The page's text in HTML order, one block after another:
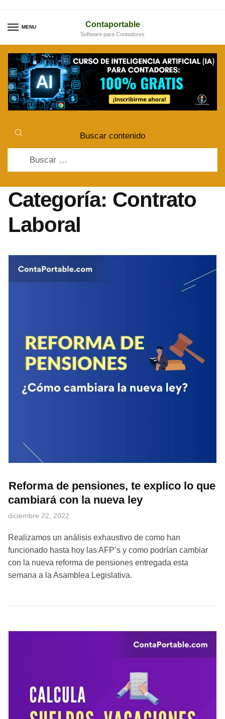
to
to
MENU Contaportable
Software para Contadores
Buscar contenido
Categoría: Contrato
Laboral
Reforma de pensiones, te explico lo que
cambiará con la nueva ley
diciembre 22, 2022
Realizamos un análisis exhaustivo de como han
funcionado hasta hoy las AFP’s y como podrían cambiar
con la nueva reforma de pensiones entregada esta
semana a la Asamblea Legislativa.